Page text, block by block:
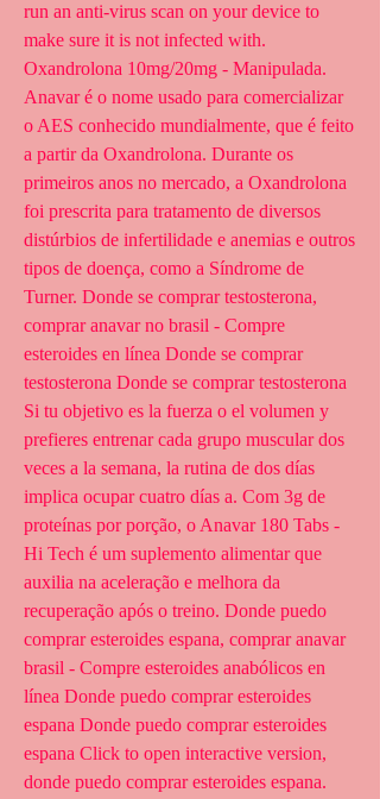
run an anti-virus scan on your device to
make sure it is not infected with.
Oxandrolona 10mg/20mg - Manipulada.
Anavar é o nome usado para comercializar
o AES conhecido mundialmente, que é feito
a partir da Oxandrolona. Durante os
primeiros anos no mercado, a Oxandrolona
foi prescrita para tratamento de diversos
distúrbios de infertilidade e anemias e outros
tipos de doença, como a Síndrome de
Turner. Donde se comprar testosterona,
comprar anavar no brasil - Compre
esteroides en línea Donde se comprar
testosterona Donde se comprar testosterona
Si tu objetivo es la fuerza o el volumen y
prefieres entrenar cada grupo muscular dos
veces a la semana, la rutina de dos días
implica ocupar cuatro días a. Com 3g de
proteínas por porção, o Anavar 180 Tabs -
Hi Tech é um suplemento alimentar que
auxilia na aceleração e melhora da
recuperação após o treino. Donde puedo
comprar esteroides espana, comprar anavar
brasil - Compre esteroides anabólicos en
línea Donde puedo comprar esteroides
espana Donde puedo comprar esteroides
espana Click to open interactive version,
donde puedo comprar esteroides espana.